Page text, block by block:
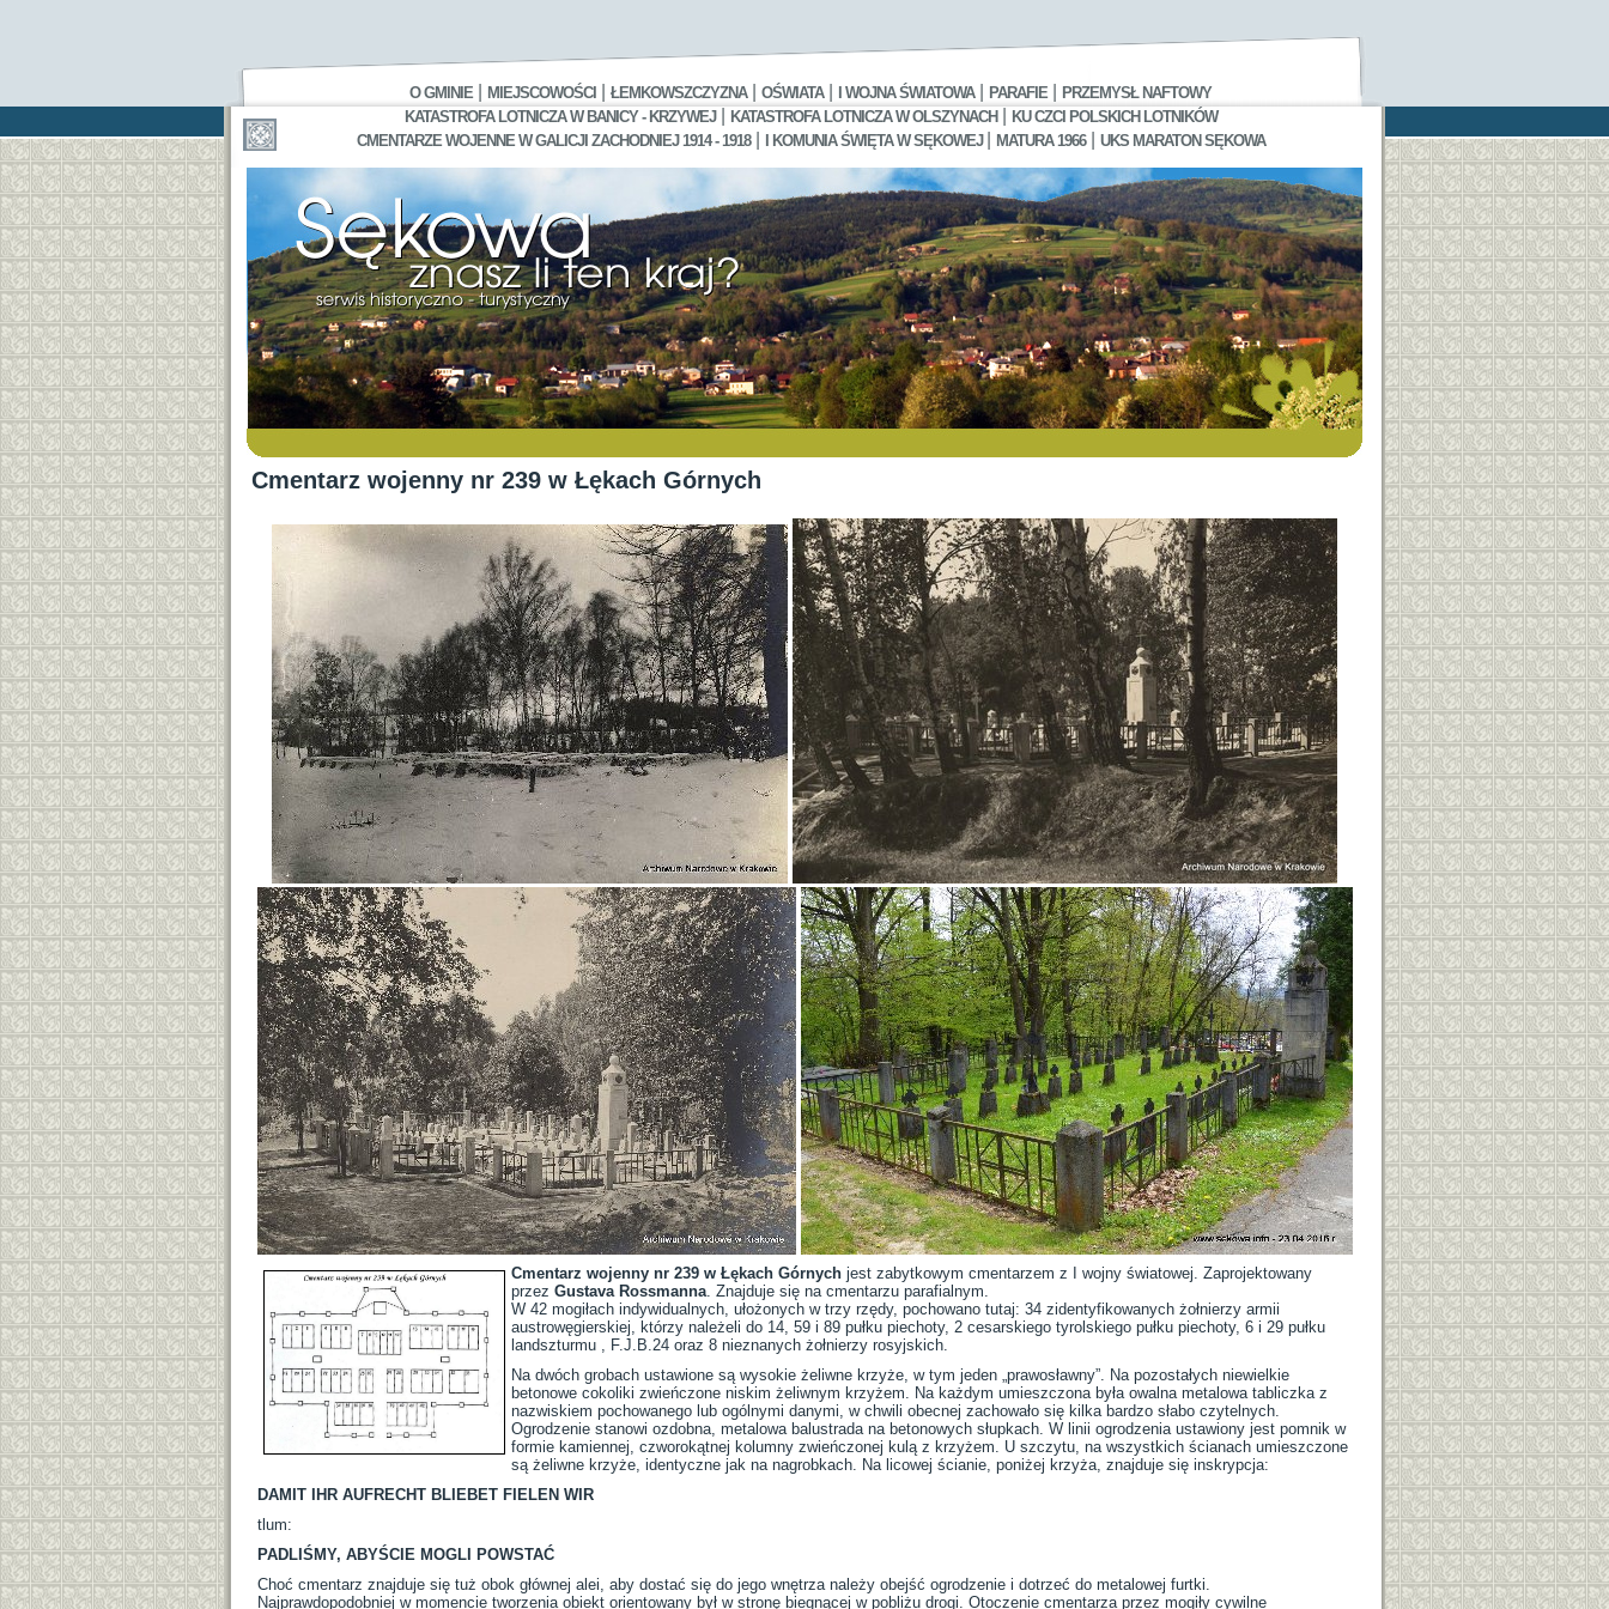
O GMINIE MIEJSCOWOŚCI ŁEMKOWSZCZYZNA| OŚWIATA| I WOJNA ŚWIATOWA| PARAFIE
PRZEMYSŁ NAFTOWY
KATASTROFA LOTNICZA W BANICY - KRZYWEJ| KATASTROFA LOTNICZA W OLSZYNACH|
KU CZCI POLSKICH LOTNIKÓW
CMENTARZE WOJENNE W GALICJI ZACHODNIEJ 1914 - 1918| I KOMUNIA ŚWIĘTA W SĘKOWEJ MATURA 1966| UKS MARATON SĘKOWA
Cmentarz wojenny nr 239 w Łękach Górnych
Cmentarz wojenny nr 239 w Łękach Górnych jest zabytkowym cmentarzem z I wojny światowej. Zaprojektowany
przez Gustava Rossmanna. Znajduje się na cmentarzu parafialnym.
W 42 mogiłach indywidualnych, ułożonych w trzy rzędy, pochowano tutaj: 34 zidentyfikowanych żołnierzy armii
austrowęgierskiej, którzy należeli do 14, 59 i 89 pułku piechoty, 2 cesarskiego tyrolskiego pułku piechoty, 6 i 29 pułku
landszturmu , F.J.B.24 oraz 8 nieznanych żołnierzy rosyjskich.
Na dwóch grobach ustawione są wysokie żeliwne krzyże, w tym jeden „prawosławny”. Na pozostałych niewielkie
betonowe cokoliki zwieńczone niskim żeliwnym krzyżem. Na każdym umieszczona była owalna metalowa tabliczka z
nazwiskiem pochowanego lub ogólnymi danymi, w chwili obecnej zachowało się kilka bardzo słabo czytelnych.
Ogrodzenie stanowi ozdobna, metalowa balustrada na betonowych słupkach. W linii ogrodzenia ustawiony jest pomnik w
formie kamiennej, czworokątnej kolumny zwieńczonej kulą z krzyżem. U szczytu, na wszystkich ścianach umieszczone
są żeliwne krzyże, identyczne jak na nagrobkach. Na licowej ścianie, poniżej krzyża, znajduje się inskrypcja:
DAMIT IHR AUFRECHT BLIEBET FIELEN WIR
tlum:
PADLIŚMY, ABYŚCIE MOGLI POWSTAĆ
Choć cmentarz znajduje się tuż obok głównej alei, aby dostać się do jego wnętrza należy obejść ogrodzenie i dotrzeć do metalowej furtki.
Najprawdopodobniej w momencie tworzenia obiekt orientowany był w stronę biegnącej w pobliżu drogi. Otoczenie cmentarza przez mogiły cywilne